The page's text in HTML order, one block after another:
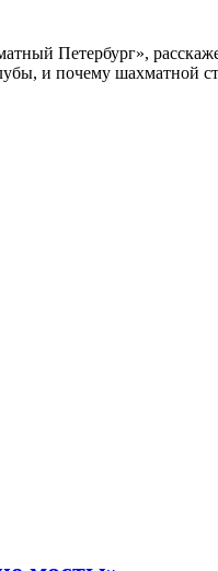
Петербург»,
и почему шахматной